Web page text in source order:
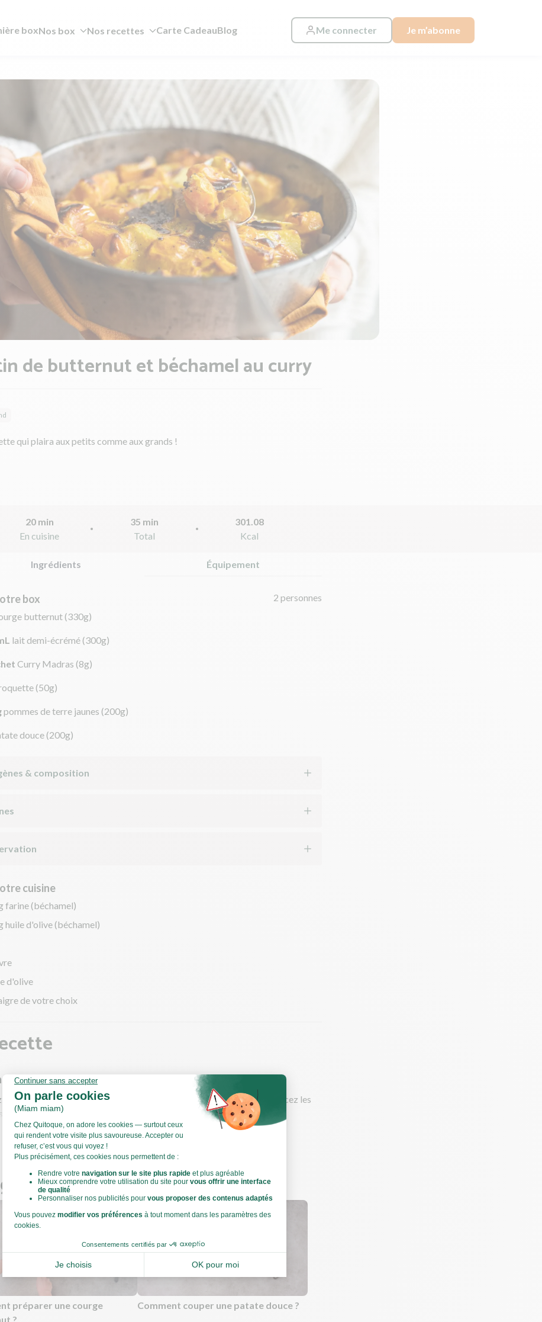
boxNos box Nos recettes Carte CadeauBlog Me connecter Je m’abonne
de butternut et béchamel au curry
qui plaira aux petits comme aux grands !
20 min
En cuisine
35 min
Total
301.08
Kcal
Ingrédients Équipement
box
2 personnes
butternut (330g)
lait demi-écrémé (300g)
Curry Madras (8g)
(50g)
pommes de terre jaunes (200g)
douce (200g)
& composition
cuisine
farine (béchamel)
huile d'olive (béchamel)
d'olive
de votre choix
de commencer
toutes les étapes, sortez les ingrédients et ustensiles nécessaires et rincez les
et légumes !
votre four à 240°C.
de cuisine
préparer une courge
?
Comment couper une patate douce ?